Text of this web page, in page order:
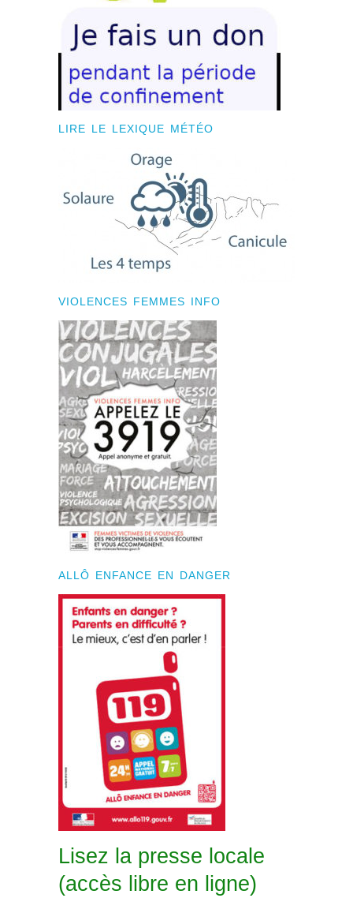
LIRE LE LEXIQUE MÉTÉO
VIOLENCES FEMMES INFO
ALLÔ ENFANCE EN DANGER
Lisez la presse locale
(accès libre en ligne)